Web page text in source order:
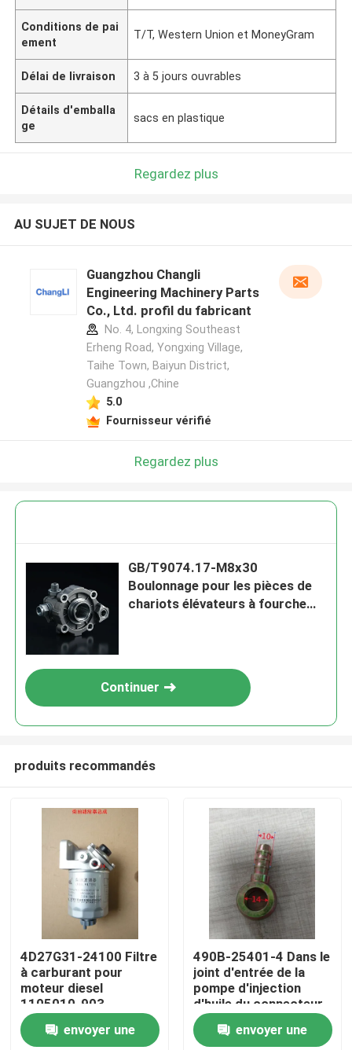
Produits
Vidéos
Conditions de pai
ement
T/T, Western Union et MoneyGram
Délai de livraison 3 à 5 jours ouvrables
Détails d'emballa
ge
sacs en plastique
Regardez plus
AU SUJET DE NOUS
Guangzhou Changli
Engineering Machinery Parts
Co., Ltd. profil du fabricant
No. 4, Longxing Southeast
Erheng Road, Yongxing Village,
Taihe Town, Baiyun District,
Guangzhou ,Chine
5.0
Fournisseur vérifié
Regardez plus
GB/T9074.17-M8x30
Boulonnage pour les pièces de
chariots élévateurs à fourche
Continuer
produits recommandés
4D27G31-24100 Filtre
à carburant pour
moteur diesel
1105010-903
envoyer une
490B-25401-4 Dans le
joint d'entrée de la
pompe d'injection
d'huile du connecteur
de tuyauterie
envoyer une